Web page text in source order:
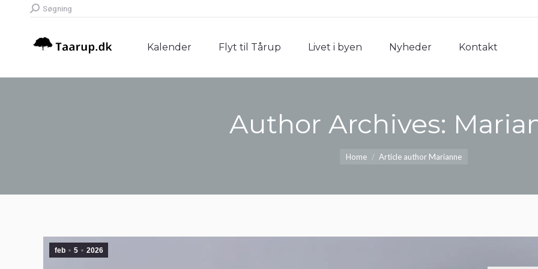
Search:
Søgning
Kalender Flyt til Tårup Livet i byen Nyheder Kontakt
Author Archives:
Home Article author Marianne
feb 5 2026
Kalender Flyt til Tårup Livet i byen Nyheder Kontakt